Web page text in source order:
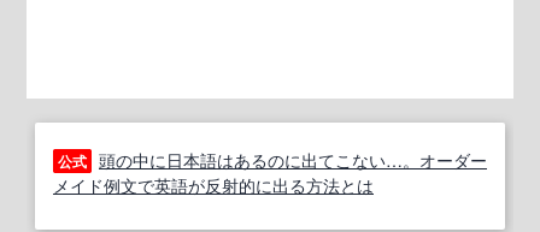
公式 頭の中に日本語はあるのに出てこない…。オーダー
メイド例文で英語が反射的に出る方法とは